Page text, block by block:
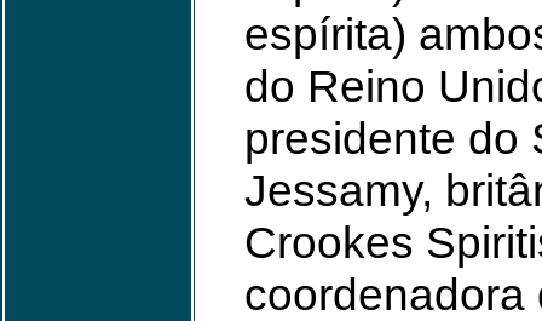
espírita)
do Reino
presidente do
Jessamy,
Crookes
coordenadora